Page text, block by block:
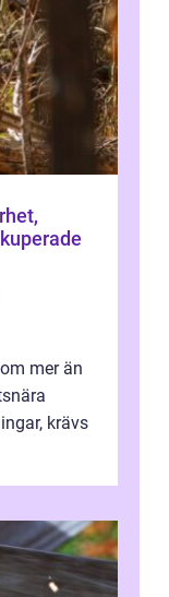
mer än
krävs